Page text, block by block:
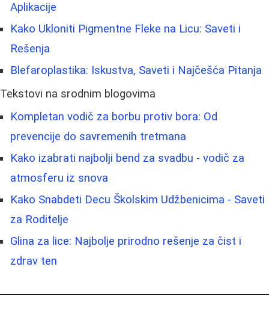
Aplikacije
Kako Ukloniti Pigmentne Fleke na Licu: Saveti i
Rešenja
Blefaroplastika: Iskustva, Saveti i Najčešća Pitanja
Tekstovi na srodnim blogovima
Kompletan vodič za borbu protiv bora: Od
prevencije do savremenih tretmana
Kako izabrati najbolji bend za svadbu - vodič za
atmosferu iz snova
Kako Snabdeti Decu Školskim Udžbenicima - Saveti
za Roditelje
Glina za lice: Najbolje prirodno rešenje za čist i
zdrav ten